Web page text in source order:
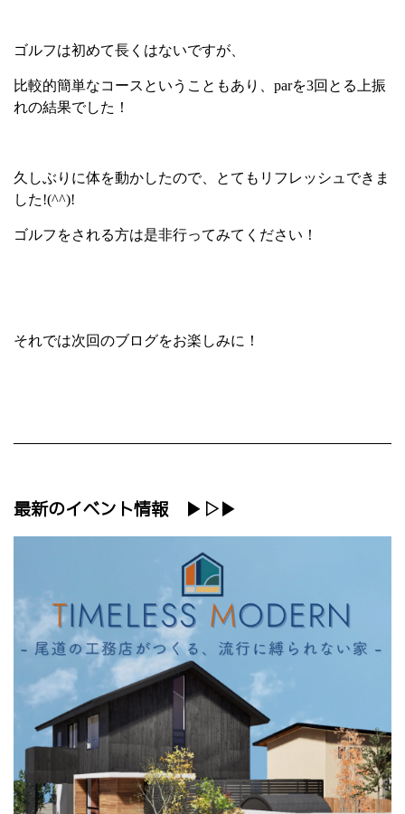
ゴルフは初めて長くはないですが、
比較的簡単なコースということもあり、 parを3回とる上振
れの結果でした！
久しぶりに体を動かしたので、とてもリフレッシュできま
した!(^^)!
ゴルフをされる方は是非行ってみてください！
それでは次回のブログをお楽しみに！
最新のイベント情報 ▶▷▶